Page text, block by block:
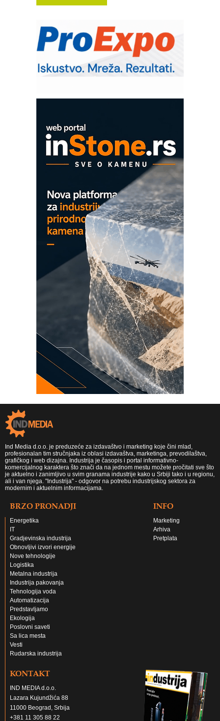
Trajna oznaka kao dugoročna korist
IB BLUMENAUER - više od 40 godina
poverenja u industriji
RMQ-TITAN ADVANCED INDICATOR
– Pametna signalizacija za efikasnije
upravljanje mašinama
era CNC merenja
Proizvodnja iC7 Hybrid 1500 VDC
mrežnog pretvarača sa tečnim
hlađenjem
COMBYPACK
EVOKS Maintenance Management
Ind Media d.o.o. je preduzeće za izdavaštvo i marketing koje čini mlad,
profesionalan tim stručnjaka iz oblasi izdavaštva, marketinga, prevodilaštva,
grafičkog i web dizajna. Industrija je časopis i portal informativno-
komercijalnog karaktera što znači da na jednom mestu možete pročitati sve što
je aktuelno i zanimljivo u svim granama industrije kako u Srbiji tako i u regionu,
ali i van njega. "Industrija" - odgovor na potrebu industrijskog sektora za
modernim i aktuelnim informacijama.
BRZO PRONADJI
Energetika
IT
Gradjevinska industrija
Obnovljivi izvori energije
Nove tehnologije
Logistika
Metalna industrija
Industrija pakovanja
Tehnologija voda
Automatizacija
Predstavljamo
Ekologija
Poslovni saveti
Sa lica mesta
Vesti
Rudarska industrija
INFO
Marketing
Arhiva
Pretplata
KONTAKT
IND MEDIA d.o.o.
Lazara Kujundžića 88
11000 Beograd, Srbija
+381 11 305 88 22